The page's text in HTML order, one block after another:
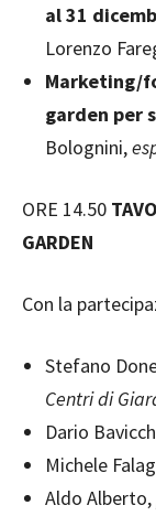
al 31
Lorenzo
Marketing/
garden per
Bolognini,
ORE 14.50
GARDEN
Con la
Stefano
Centri di
Dario
Michele
Aldo Alberto,